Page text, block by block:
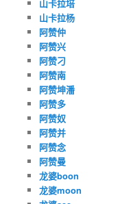
山卡拉培
山卡拉杨
阿赞仲
阿赞兴
阿赞刁
阿赞南
阿赞坤潘
阿赞多
阿赞奴
阿赞并
阿赞念
阿赞曼
龙婆boon
龙婆moon